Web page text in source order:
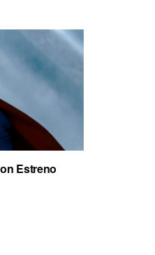
Estreno